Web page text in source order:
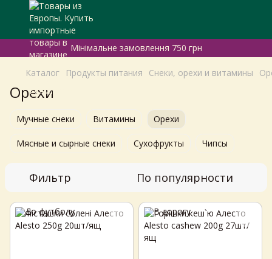
Мінімальне замовлення 750 грн
Каталог Продукты питания Снеки, орехи и витамины
Орехи
Мучные снеки Витамины Орехи
Мясные и сырные снеки Сухофрукты Чипсы
Фильтр По популярности